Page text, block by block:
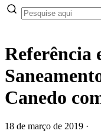
Referência
Canedo
18 de março de 2019 ·